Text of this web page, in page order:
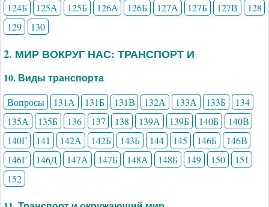
124Б 125А 125Б 126А 126Б 127А 127Б 127В
128
129
130
2. МИР ВОКРУГ НАС: ТРАНСПОРТ И
10. Виды транспорта
Вопросы 131А 131Б 131В 132А 133А 133Б
134
135А
135Б 136 137 138 139А 139Б 140Б
140В
140Г
141 142А 142Б 143Б 144 145 146Б
146В
146Г
146Д 147А 147Б 148А 148Б 149 150
151
152